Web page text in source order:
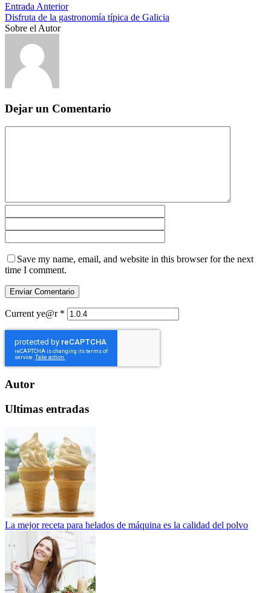
Entrada Anterior
Disfruta de la gastronomía típica de Galicia
Sobre el Autor
Dejar un Comentario
Save my name, email, and website in this browser for the next
time I comment.
Current ye@r *
Autor
Ultimas entradas
La mejor receta para helados de máquina es la calidad del polvo